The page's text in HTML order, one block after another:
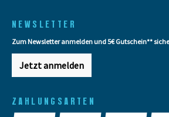
NEWSLETTER
Zum Newsletter anmelden und 5€ Gutschein**
Jetzt anmelden
ZAHLUNGSARTEN